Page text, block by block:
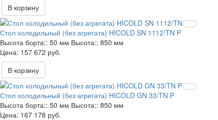
В корзину
Стол холодильный (без агрегата) HICOLD SN 1112/TN P
Высота борта:: 50 мм Высота:: 850 мм
157 672 руб.
В корзину
Стол холодильный (без агрегата) HICOLD GN 33/TN P
Высота борта:: 50 мм Высота:: 850 мм
167 178 руб.